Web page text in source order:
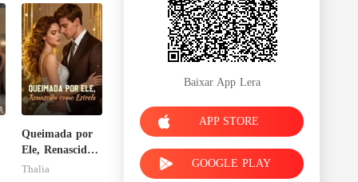
Queimada por
Ele, Renascida
como Estrela
Thalia
Baixar App Lera
APP STORE
GOOGLE PLAY